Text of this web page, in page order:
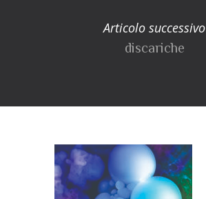
Articolo successivo
discariche